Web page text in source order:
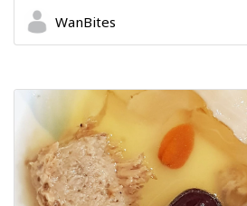
WanBites